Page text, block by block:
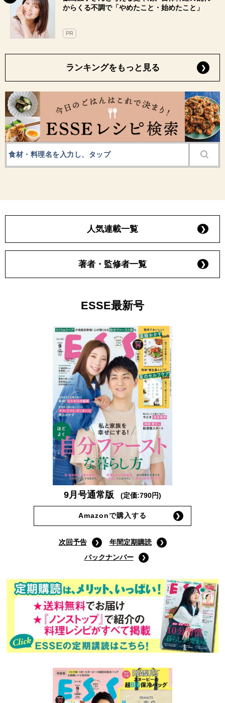
からくる不調で「やめたこと・始めたこと」
PR
ランキングをもっと見る
人気連載一覧
著者・監修者一覧
ESSE最新号
9月号通常版 (定価:790円)
Amazonで購入する
次回予告
年間定期購読
バックナンバー